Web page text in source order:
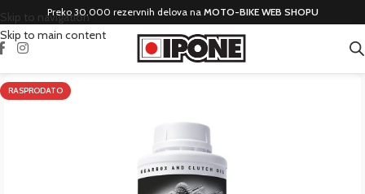
Skip to navigation
Skip to main content
Preko 30.000 rezervnih delova na MOTO-BIKE WEB SHOPU
RASPRODATO